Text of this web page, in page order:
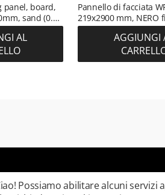
panel, board,
sand (0.63
AL
Pannello di facciata
219x2900 mm, NERO
liscia (0,63 m²)
AGGIUNGI
Possiamo abilitare alcuni servizi